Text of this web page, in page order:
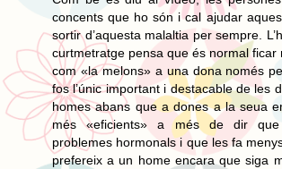
concents que ho són i cal ajudar
sortir d’aquesta malaltia per sempre.
curtmetratge pensa que és normal ficar
com «la melons» a una dona només
fos l’únic important i destacable de les
homes abans que a dones a la seua
més «eficients» a més de dir
problemes hormonals i que les fa
prefereix a un home encara que siga